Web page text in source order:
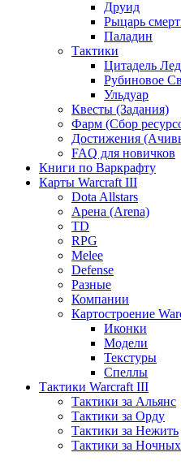
Друид
Рыцарь
Паладин
Тактики
Цитадель
Рубиновое
Ульдуар
Квесты (Задания)
Фарм (Сбор
Достижения
FAQ для новичков
Книги по Варкрафту
Карты Warcraft III
Dota Allstars
Арена (Arena)
TD
RPG
Melee
Defense
Разные
Компании
Картостроение
Иконки
Модели
Текстуры
Спеллы
Тактики Warcraft III
Тактики за Альянс
Тактики за Орду
Тактики за Нежить
Тактики за